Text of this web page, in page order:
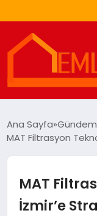
EKONOMI
DÜNYA
EĞITIM
Ana Sayfa Gündem
MAT Filtrasyon
MAT
İzmir’e